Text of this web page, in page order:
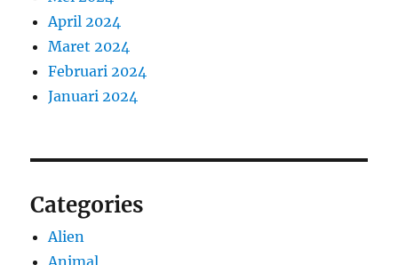
April 2024
Maret 2024
Februari 2024
Januari 2024
Categories
Alien